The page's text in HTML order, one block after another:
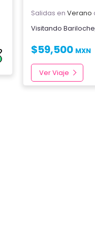
Salidas en Verano
Visitando Bariloche
$59,500 MXN
Ver Viaje